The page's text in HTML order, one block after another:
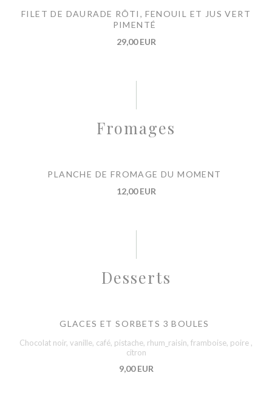
FILET DE DAURADE RÔTI, FENOUIL ET JUS VERT
PIMENTÉ
29,00 EUR
Fromages
PLANCHE DE FROMAGE DU MOMENT
12,00 EUR
Desserts
GLACES ET SORBETS 3 BOULES
Chocolat noir, vanille, café, pistache, rhum_raisin, framboise, poire ,
citron
9,00 EUR